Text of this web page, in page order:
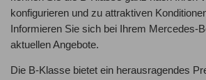
konfigurieren und zu attraktiven
Informieren Sie sich bei Ihrem Mercedes-
aktuellen Angebote.
Die B-Klasse bietet ein herausragendes